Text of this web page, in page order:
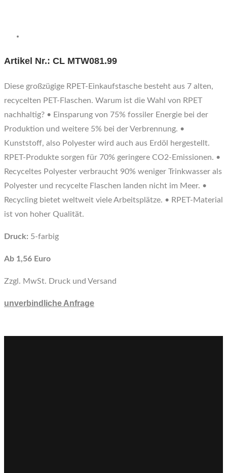
Artikel Nr.: CL MTW081.99
Diese großzügige RPET-Einkaufstasche besteht aus 7 alten,
recycelten PET-Flaschen. Warum ist die Wahl von RPET
nachhaltig? • Einsparung von 75% fossiler Energie bei der
Produktion und weitere 5% bei der Verbrennung. •
Kunststoff, also Polyester wird auch aus Erdöl hergestellt.
RPET-Produkte sorgen für 70% geringere CO2-Emissionen. •
Recyceltes Polyester verbraucht 90% weniger Trinkwasser als
Polyester und recycelte Flaschen landen nicht im Meer. •
Recycling bietet weltweit viele Arbeitsplätze. • RPET-Material
ist von hoher Qualität.
Druck: 5-farbig
Ab 1,56 Euro
Zzgl. MwSt. Druck und Versand
unverbindliche Anfrage